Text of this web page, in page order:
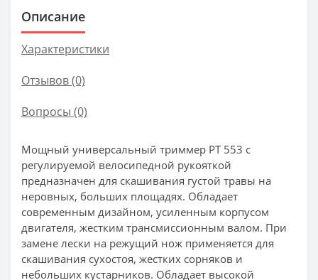
Описание
Характеристики
Отзывов (0)
Вопросы (0)
Мощный универсальный триммер РТ 553 с
регулируемой велосипедной рукояткой
предназначен для скашивания густой травы на
неровных, больших площадях. Обладает
современным дизайном, усиленным корпусом
двигателя, жестким трансмиссионным валом. При
замене лески на режущий нож применяется для
скашивания сухостоя, жестких сорняков и
небольших кустарников. Обладает высокой